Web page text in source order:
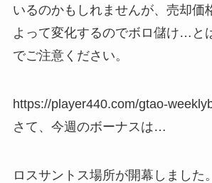
いるのかもしれませんが、売却価
よって変化するのでボロ儲け…と
でご注意ください。
https://player440.com/gtao-
さて、今週のボーナスは…
ロスサントス場所が開幕しました